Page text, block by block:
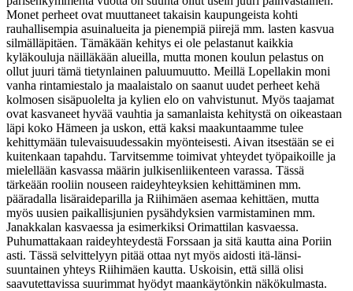
Monet perheet ovat muuttaneet takaisin kaupungeista kohti
rauhallisempia asuinalueita ja pienempiä piirejä mm. lasten kasvua
silmälläpitäen. Tämäkään kehitys ei ole pelastanut kaikkia
kyläkouluja näilläkään alueilla, mutta monen koulun pelastus on
ollut juuri tämä tietynlainen paluumuutto. Meillä Lopellakin moni
vanha rintamiestalo ja maalaistalo on saanut uudet perheet kehä
kolmosen sisäpuolelta ja kylien elo on vahvistunut. Myös taajamat
ovat kasvaneet hyvää vauhtia ja samanlaista kehitystä on oikeastaan
läpi koko Hämeen ja uskon, että kaksi maakuntaamme tulee
kehittymään tulevaisuudessakin myönteisesti. Aivan itsestään se ei
kuitenkaan tapahdu. Tarvitsemme toimivat yhteydet työpaikoille ja
mielellään kasvassa määrin julkisenliikenteen varassa. Tässä
tärkeään rooliin nouseen raideyhteyksien kehittäminen mm.
pääradalla lisäraideparilla ja Riihimäen asemaa kehittäen, mutta
myös uusien paikallisjunien pysähdyksien varmistaminen mm.
Janakkalan kasvaessa ja esimerkiksi Orimattilan kasvaessa.
Puhumattakaan raideyhteydestä Forssaan ja sitä kautta aina Poriin
asti. Tässä selvittelyyn pitää ottaa nyt myös aidosti itä-länsi-
suuntainen yhteys Riihimäen kautta. Uskoisin, että sillä olisi
saavutettavissa suurimmat hyödyt maankäytönkin näkökulmasta.